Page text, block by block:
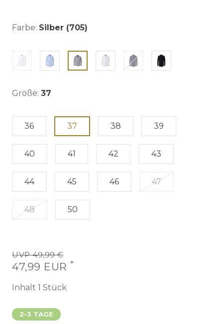
Farbe: Silber (705)
Größe: 37
36 37 38 39
40 41 42 43
44 45 46 47
48 50
UVP 49,99 €
47,99 EUR *
Inhalt 1 Stück
2-3 TAGE